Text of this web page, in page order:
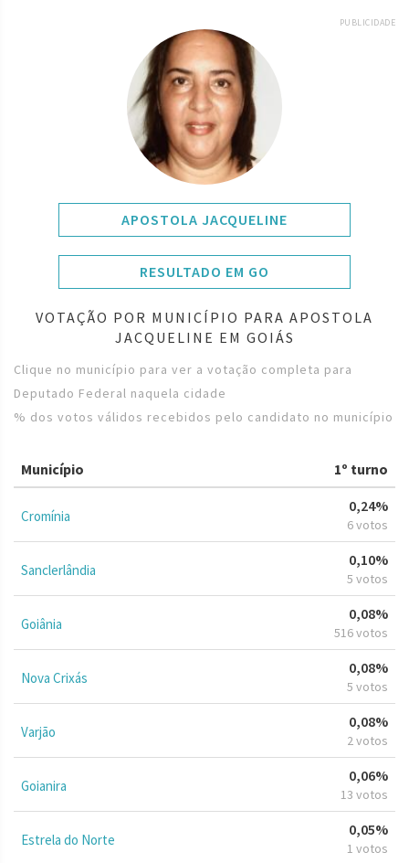
PUBLICIDADE
APOSTOLA JACQUELINE
RESULTADO EM GO
VOTAÇÃO POR MUNICÍPIO PARA APOSTOLA
JACQUELINE EM GOIÁS
Clique no município para ver a votação completa para
Deputado Federal naquela cidade
% dos votos válidos recebidos pelo candidato no município
Município 1º turno
Cromínia
0,24%
6 votos
Sanclerlândia
0,10%
5 votos
Goiânia
0,08%
516 votos
Nova Crixás
0,08%
5 votos
Varjão
0,08%
2 votos
Goianira
0,06%
13 votos
Estrela do Norte
0,05%
1 votos